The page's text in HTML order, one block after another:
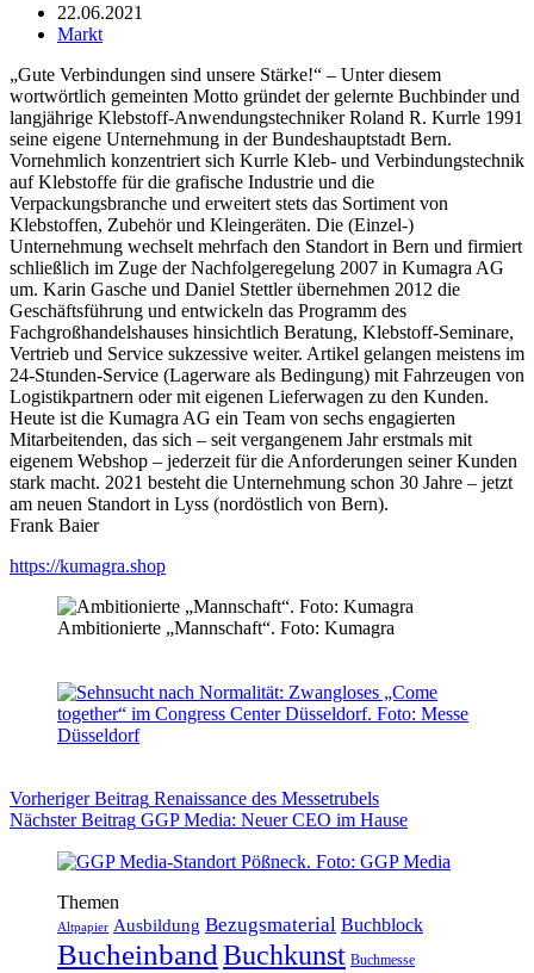
22.06.2021
Markt
„Gute Verbindungen sind unsere Stärke!“ – Unter diesem
wortwörtlich gemeinten Motto gründet der gelernte Buchbinder und
langjährige Klebstoff-Anwendungstechniker Roland R. Kurrle 1991
seine eigene Unternehmung in der Bundeshauptstadt Bern.
Vornehmlich konzentriert sich Kurrle Kleb- und Verbindungstechnik
auf Klebstoffe für die grafische Industrie und die
Verpackungsbranche und erweitert stets das Sortiment von
Klebstoffen, Zubehör und Kleingeräten. Die (Einzel-)
Unternehmung wechselt mehrfach den Standort in Bern und firmiert
schließlich im Zuge der Nachfolgeregelung 2007 in Kumagra AG
um. Karin Gasche und Daniel Stettler übernehmen 2012 die
Geschäftsführung und entwickeln das Programm des
Fachgroßhandelshauses hinsichtlich Beratung, Klebstoff-Seminare,
Vertrieb und Service sukzessive weiter. Artikel gelangen meistens im
24-Stunden-Service (Lagerware als Bedingung) mit Fahrzeugen von
Logistikpartnern oder mit eigenen Lieferwagen zu den Kunden.
Heute ist die Kumagra AG ein Team von sechs engagierten
Mitarbeitenden, das sich – seit vergangenem Jahr erstmals mit
eigenem Webshop – jederzeit für die Anforderungen seiner Kunden
stark macht. 2021 besteht die Unternehmung schon 30 Jahre – jetzt
am neuen Standort in Lyss (nordöstlich von Bern).
Frank Baier
https://kumagra.shop
Ambitionierte „Mannschaft“. Foto: Kumagra
VorherigerBeitrag Renaissance des Messetrubels
NächsterBeitrag GGP Media: Neuer CEO im Hause
Themen
Altpapier Ausbildung Bezugsmaterial Buchblock
BucheinbandBuchkunst Buchmesse